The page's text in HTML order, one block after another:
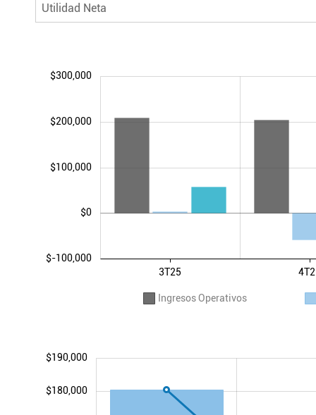
Utilidad Neta
3T25
$-100,000
$0
$100,000
$200,000
$300,000
Ingresos Operativos
$180,000
$190,000